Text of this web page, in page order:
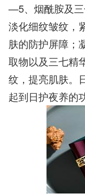
—5、烟酰胺及三
淡化细纹皱纹，
肤的防护屏障；
取物以及三七精
纹，提亮肌肤。
起到日护夜养的